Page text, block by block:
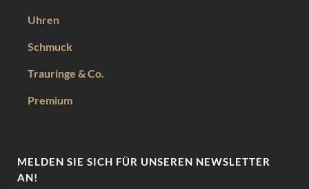
Uhren
Schmuck
Trauringe & Co.
Premium
MELDEN SIE SICH FÜR UNSEREN NEWSLETTER
AN!